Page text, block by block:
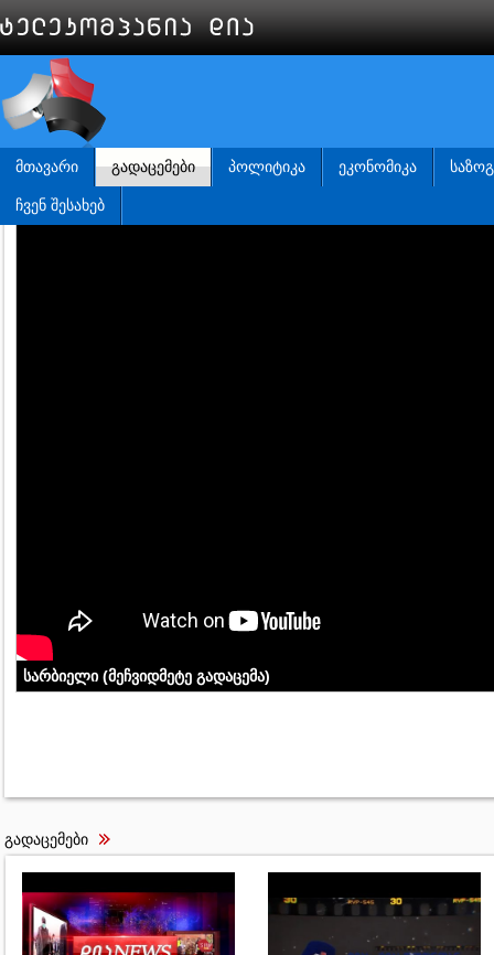
ᲛᲗᲐᲕᲐᲠᲘ ᲒᲐᲓᲐᲪᲔᲛᲔᲑᲘ ᲞᲝᲚᲘᲢᲘᲙᲐ ᲔᲙᲝᲜᲝᲛᲘᲙᲐ
ᲩᲕᲔᲜ ᲨᲔᲡᲐᲮᲔᲑ
სარბიელი (მეჩვიდმეტე გადაცემა)
გადაცემები